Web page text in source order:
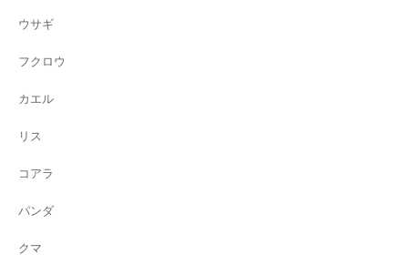
ウサギ
フクロウ
カエル
リス
コアラ
パンダ
クマ